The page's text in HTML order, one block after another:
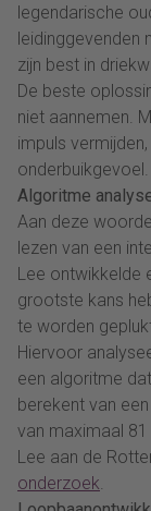
legendarische
leidinggevenden
zijn best in
De beste
niet aannemen.
impuls
onderbuikgevoel.
Algoritme
Aan deze
lezen van een
Lee ontwikkelde
grootste kans
te worden
Hiervoor
een algoritme
berekent van
van maximaal
Lee aan de
onderzoek.